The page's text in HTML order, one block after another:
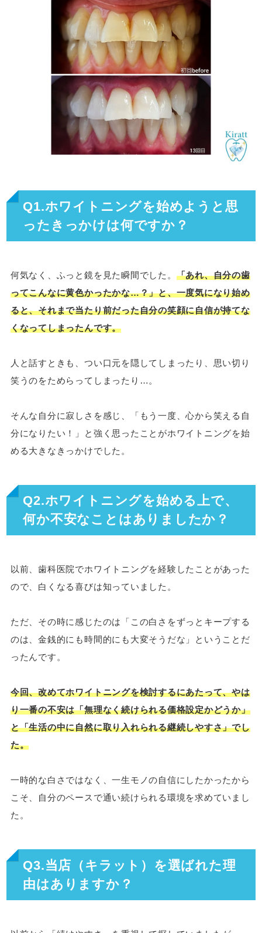
Q1.ホワイトニングを始めようと思
ったきっかけは何ですか？
何気なく、ふっと鏡を見た瞬間でした。 「あれ、自分の歯
ってこんなに黄色かったかな…？」と、一度気になり始め
ると、それまで当たり前だった自分の笑顔に自信が持てな
くなってしまったんです。
人と話すときも、つい口元を隠してしまったり、思い切り
笑うのをためらってしまったり…。
そんな自分に寂しさを感じ、「もう一度、心から笑える自
分になりたい！」と強く思ったことがホワイトニングを始
める大きなきっかけでした。
Q2.ホワイトニングを始める上で、
何か不安なことはありましたか？
以前、歯科医院でホワイトニングを経験したことがあった
ので、白くなる喜びは知っていました。
ただ、その時に感じたのは「この白さをずっとキープする
のは、金銭的にも時間的にも大変そうだな」ということだ
ったんです。
今回、改めてホワイトニングを検討するにあたって、やは
り一番の不安は「無理なく続けられる価格設定かどうか」
と「生活の中に自然に取り入れられる継続しやすさ」でし
た。
一時的な白さではなく、一生モノの自信にしたかったから
こそ、自分のペースで通い続けられる環境を求めていまし
た。
Q3.当店（キラット）を選ばれた理
由はありますか？